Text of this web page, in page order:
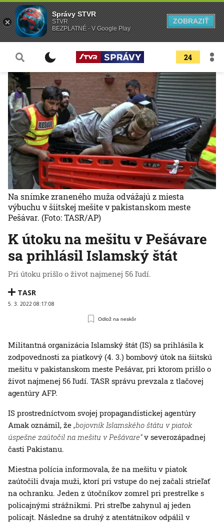
24
K útoku na mešitu v Pešávare
sa prihlásil Islamský štát
Pri útoku prišlo o život najmenej 56 ľudí.
TASR
5. 3. 2022 08:17:08
Odlož na neskôr
Na snímke zraneného muža odvážajú z miesta
výbuchu v šiitskej mešite v pakistanskom meste
Pešávar. (Foto: TASR/AP)
Militantná organizácia Islamský štát (IS) sa prihlásila k
zodpovednosti za piatkový (4. 3.) bombový útok na šiitskú
mešitu v pakistanskom meste Pešávar, pri ktorom prišlo o
život najmenej 56 ľudí. TASR správu prevzala z tlačovej
agentúry AFP.
IS prostredníctvom svojej propagandistickej agentúry
Amak oznámil, že „bojovník Islamského štátu v piatok
úspešne zaútočil na mešitu v Pešávare“v severozápadnej
časti Pakistanu.
Miestna polícia informovala, že na mešitu v piatok
zaútočili dvaja muži, ktorí pri vstupe do nej začali strieľať
na ochranku. Jeden z útočníkov zomrel pri prestrelke s
policajnými strážnikmi. Pri streľbe zahynul aj jeden
policajt. Následne sa druhý z atentátnikov odpálil v
Správy STVR
STVR
BEZPLATNÉ - V Google Play
ZOBRAZIŤ